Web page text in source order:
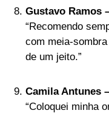
Gustavo Ramos
“Recomendo
com meia-
de um jeito.”
Camila Antunes
“Coloquei minha